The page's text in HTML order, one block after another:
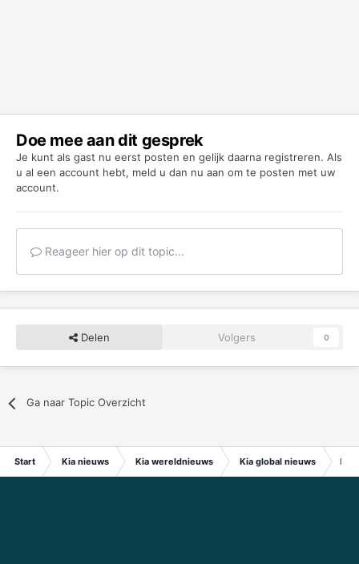
Doe mee aan dit gesprek
Je kunt als gast nu eerst posten en gelijk daarna registreren. Als
u al een account hebt, meld u dan nu aan om te posten met uw
account.
Reageer hier op dit topic...
Delen Volgers 0
Ga naar Topic Overzicht
Start Kia nieuws Kia wereldnieuws Kia global nieuws Kia